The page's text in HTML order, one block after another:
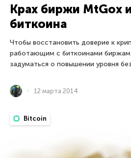
Крах биржи MtGox
биткоина
Чтобы восстановить доверие к
работающим с биткоинами биржам
задуматься о повышении уровня
12 марта 2014
Bitcoin